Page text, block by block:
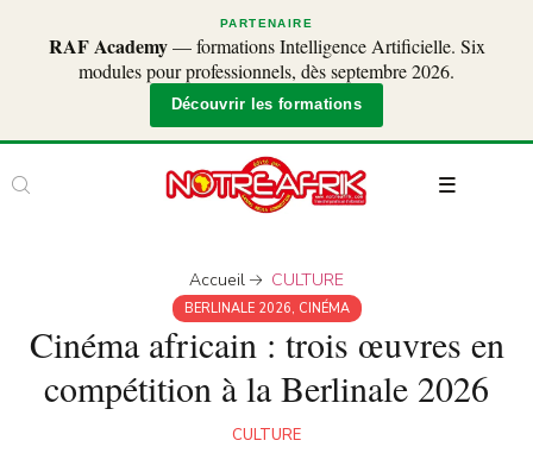
PARTENAIRE
RAF Academy— formations Intelligence Artificielle. Six
modules pour professionnels, dès septembre 2026.
Découvrir les formations
Accueil CULTURE
BERLINALE 2026, CINÉMA
Cinéma africain : trois œuvres en
compétition à la Berlinale 2026
CULTURE